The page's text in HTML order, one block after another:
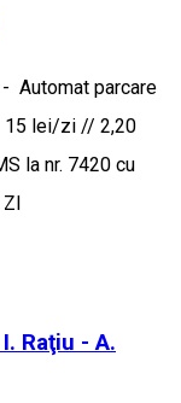
Automat parcare
15 lei/zi // 2,20
la nr. 7420 cu
Raţiu - A.